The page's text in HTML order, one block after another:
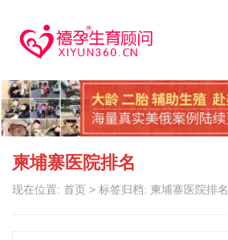
柬埔寨医院排名
现在位置: 首页 > 标签归档: 柬埔寨医院排名